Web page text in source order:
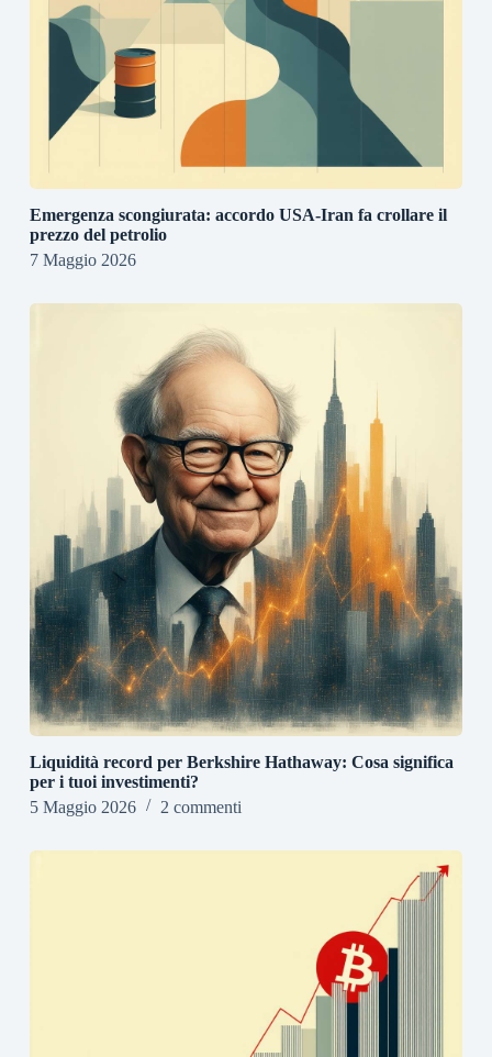
Emergenza scongiurata: accordo USA-Iran fa crollare il
prezzo del petrolio
7 Maggio 2026
Liquidità record per Berkshire Hathaway: Cosa significa
per i tuoi investimenti?
5 Maggio 2026
2 commenti